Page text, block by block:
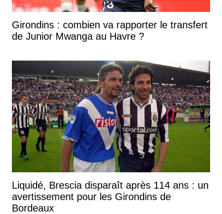
Girondins : combien va rapporter le transfert
de Junior Mwanga au Havre ?
Liquidé, Brescia disparaît après 114 ans : un
avertissement pour les Girondins de
Bordeaux